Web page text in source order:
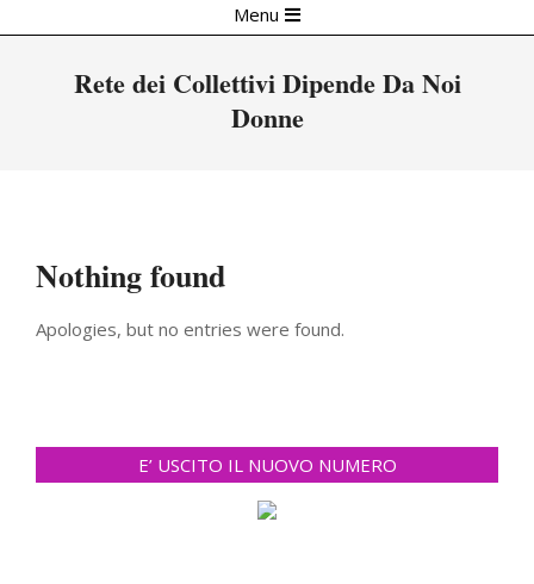
Navigation
Menu
Rete dei Collettivi Dipende Da Noi
Donne
Nothing found
Apologies, but no entries were found.
E’ USCITO IL NUOVO NUMERO